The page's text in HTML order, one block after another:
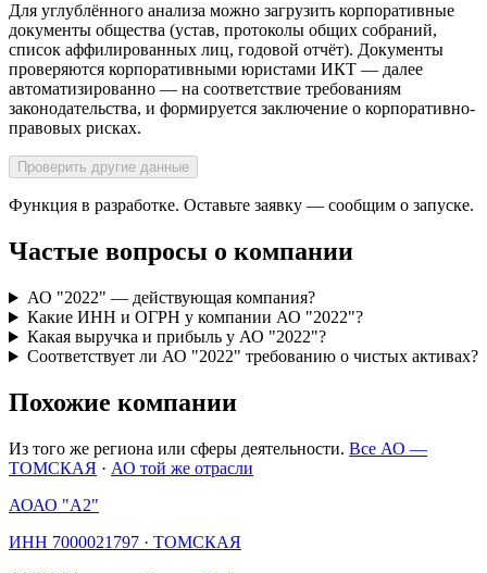
Для углублённого анализа можно загрузить корпоративные
документы общества (устав, протоколы общих собраний,
список аффилированных лиц, годовой отчёт). Документы
проверяются корпоративными юристами ИКТ — далее
автоматизированно — на соответствие требованиям
законодательства, и формируется заключение о корпоративно-
правовых рисках.
Проверить другие данные
Функция в разработке. Оставьте заявку — сообщим о запуске.
Частые вопросы о компании
АО "2022" — действующая компания?
Какие ИНН и ОГРН у компании АО "2022"?
Какая выручка и прибыль у АО "2022"?
Соответствует ли АО "2022" требованию о чистых активах?
Похожие компании
Из того же региона или сферы деятельности. Все АО —
ТОМСКАЯ · АО той же отрасли
АОАО "А2"
ИНН 7000021797 · ТОМСКАЯ